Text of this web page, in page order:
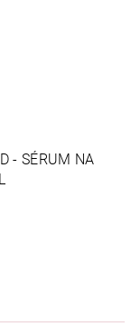
- SÉRUM NA